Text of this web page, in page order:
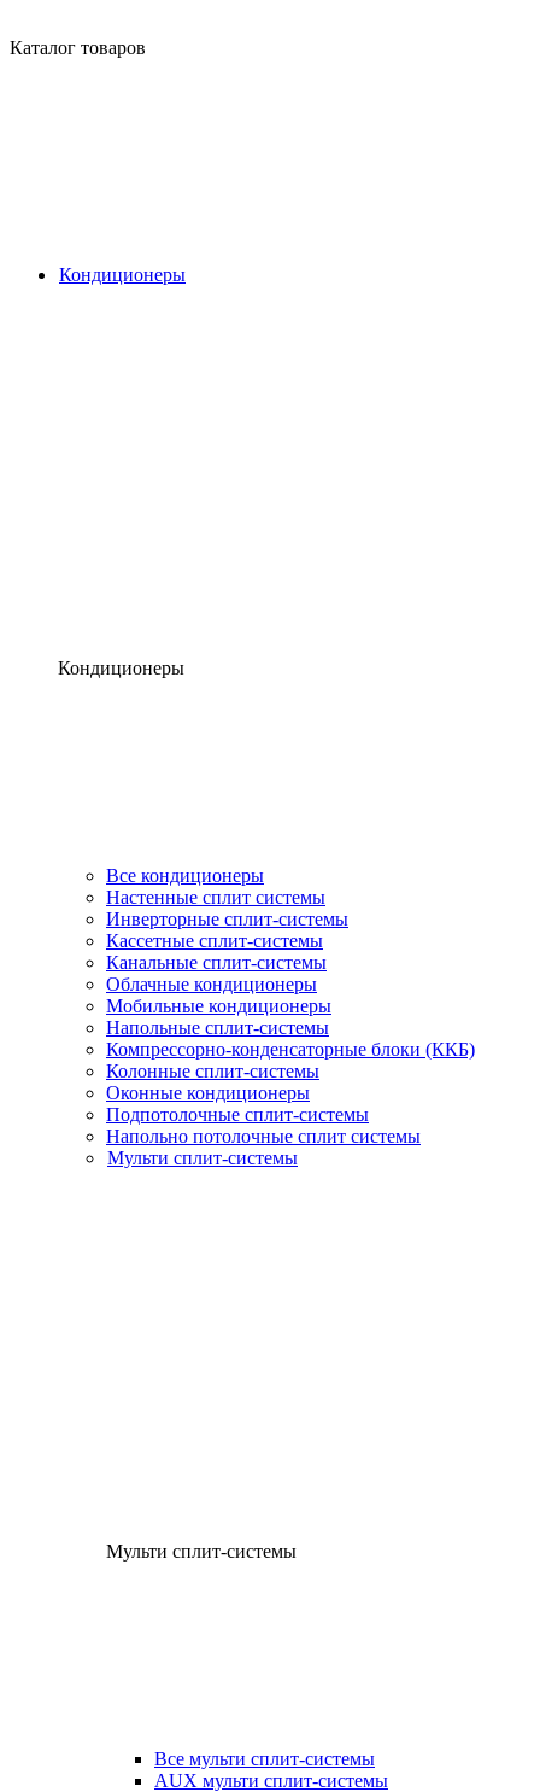
Каталог товаров
Кондиционеры
Кондиционеры
Все кондиционеры
Настенные сплит системы
Инверторные сплит-системы
Кассетные сплит-системы
Канальные сплит-системы
Облачные кондиционеры
Мобильные кондиционеры
Напольные сплит-системы
Компрессорно-конденсаторные блоки (ККБ)
Колонные сплит-системы
Оконные кондиционеры
Подпотолочные сплит-системы
Напольно потолочные сплит системы
Мульти сплит-системы
Мульти сплит-системы
Все мульти сплит-системы
AUX мульти сплит-системы